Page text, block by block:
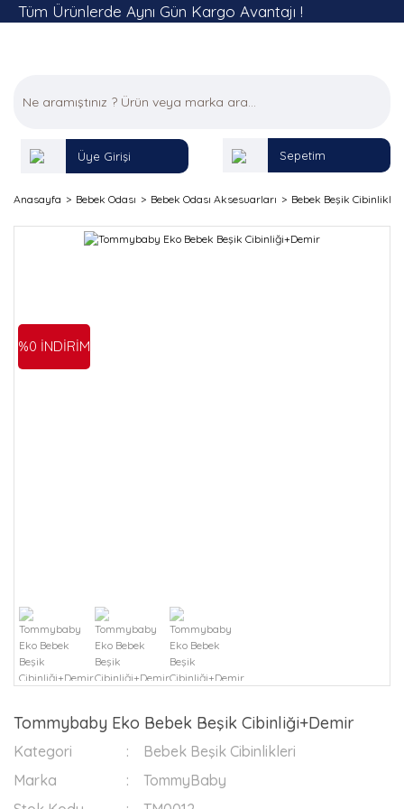
Tüm Ürünlerde Aynı Gün Kargo Avantajı !
Üye Girişi Sepetim
Anasayfa Bebek Odası Bebek Odası Aksesuarları Bebek Beşik Cibinlikleri
Tommybaby Eko Bebek Beşik Cibinliği+Demir
Kategori
Bebek Beşik Cibinlikleri
Marka
TommyBaby
%0 İNDİRİM